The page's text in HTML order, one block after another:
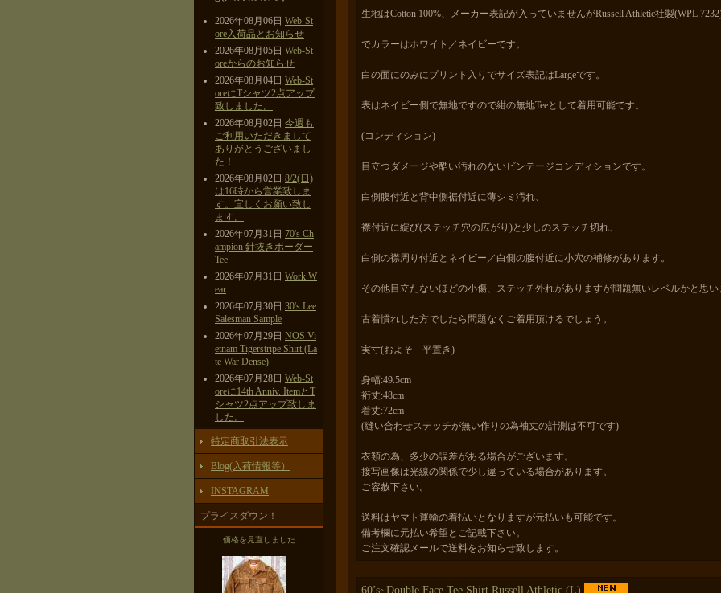
2026年08月06日 Web-St
ore入荷品とお知らせ
2026年08月05日 Web-St
oreからのお知らせ
2026年08月04日 Web-St
oreにTシャツ2点アップ
致しました。
2026年08月02日 今週も
ご利用いただきまして
ありがとうございまし
た！
2026年08月02日 8/2(日)
は16時から営業致しま
す。宜しくお願い致し
ます。
2026年07月31日 70's Ch
ampion 針抜きボーダー
Tee
2026年07月31日 Work W
ear
2026年07月30日 30's Lee
Salesman Sample
2026年07月29日 NOS Vi
etnam Tigerstripe Shirt (La
te War Dense)
2026年07月28日 Web-St
oreに14th Anniv. ItemとT
シャツ2点アップ致しま
した。
特定商取引法表示
Blog(入荷情報等）
INSTAGRAM
プライスダウン！
価格を見直しました
生地はCotton 100%、メーカー表記が入っていませんがRussell Athletic社製(WPL
でカラーはホワイト／ネイビーです。
白の面にのみにプリント入りでサイズ表記はLargeです。
表はネイビー側で無地ですので紺の無地Teeとして着用可能です。
(コンディション)
目立つダメージや酷い汚れのないビンテージコンディションです。
白側腹付近と背中側裾付近に薄シミ汚れ、
襟付近に綻び(ステッチ穴の広がり)と少しのステッチ切れ、
白側の襟周り付近とネイビー／白側の腹付近に小穴の補修があります。
その他目立たないほどの小傷、ステッチ外れがありますが問題無いレベルかと思い
古着慣れした方でしたら問題なくご着用頂けるでしょう。
実寸(およそ 平置き)
身幅:49.5cm
裄丈:48cm
着丈:72cm
(縫い合わせステッチが無い作りの為袖丈の計測は不可です)
衣類の為、多少の誤差がある場合がございます。
接写画像は光線の関係で少し違っている場合があります。
ご容赦下さい。
送料はヤマト運輸の着払いとなりますが元払いも可能です。
備考欄に元払い希望とご記載下さい。
ご注文確認メールで送料をお知らせ致します。
60’s~Double Face Tee Shirt Russell Athletic (L)